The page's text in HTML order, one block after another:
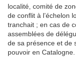
localité, comité de
de conflit à l’échelon
tranchait ; en cas de
assemblées de
de sa présence et de
pouvoir en Catalogne.